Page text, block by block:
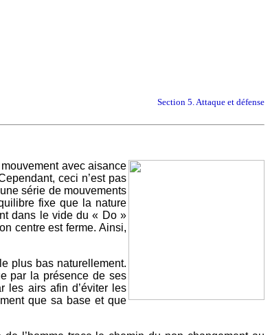
Section 5. Attaque et défense
avec aisance
ceci n’est pas
série de mouvements
fixe que la nature
dans le vide du « Do »
centre est ferme. Ainsi,
plus bas naturellement.
par la présence de ses
les airs afin d’éviter les
que sa base et que